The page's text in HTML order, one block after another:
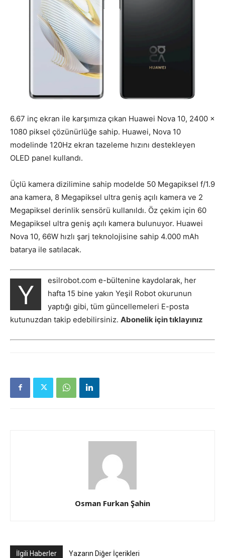
6.67 inç ekran ile karşımıza çıkan Huawei Nova 10, 2400 x
1080 piksel çözünürlüğe sahip. Huawei, Nova 10
modelinde 120Hz ekran tazeleme hızını destekleyen
OLED panel kullandı.
Üçlü kamera dizilimine sahip modelde 50 Megapiksel f/1.9
ana kamera, 8 Megapiksel ultra geniş açılı kamera ve 2
Megapiksel derinlik sensörü kullanıldı. Öz çekim için 60
Megapiksel ultra geniş açılı kamera bulunuyor. Huawei
Nova 10, 66W hızlı şarj teknolojisine sahip 4.000 mAh
batarya ile satılacak.
Y
esilrobot.com e-bültenine kaydolarak, her
hafta 15 bine yakın Yeşil Robot okurunun
yaptığı gibi, tüm güncellemeleri E-posta
kutunuzdan takip edebilirsiniz. Abonelik için tıklayınız
Osman Furkan Şahin
İlgili Haberler Yazarın Diğer İçerikleri